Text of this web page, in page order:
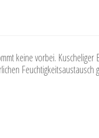
keine vorbei.
Feuchtigkeitsaustausch